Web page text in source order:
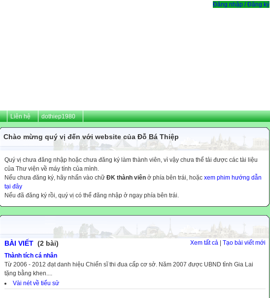
Đăng nhập / Đăng ký
Liên hệ dothiep1980
Chào mừng quý vị đến với website của Đỗ Bá Thiệp
Quý vị chưa đăng nhập hoặc chưa đăng ký làm thành viên, vì vậy chưa thể tải được các tài liệu
của Thư viện về máy tính của mình.
Nếu chưa đăng ký, hãy nhấn vào chữ ĐK thành viên ở phía bên trái, hoặc xem phim hướng dẫn
tại đây
Nếu đã đăng ký rồi, quý vị có thể đăng nhập ở ngay phía bên trái.
Xem tất cả Tạo bài viết mới
BÀI VIẾT (2 bài)
Thành tích cá nhân
Từ 2006 - 2012 đạt danh hiệu Chiến sĩ thi đua cấp cơ sở. Năm 2007 được UBND tỉnh Gia Lai
tặng bằng khen....
Vài nét về tiểu sử